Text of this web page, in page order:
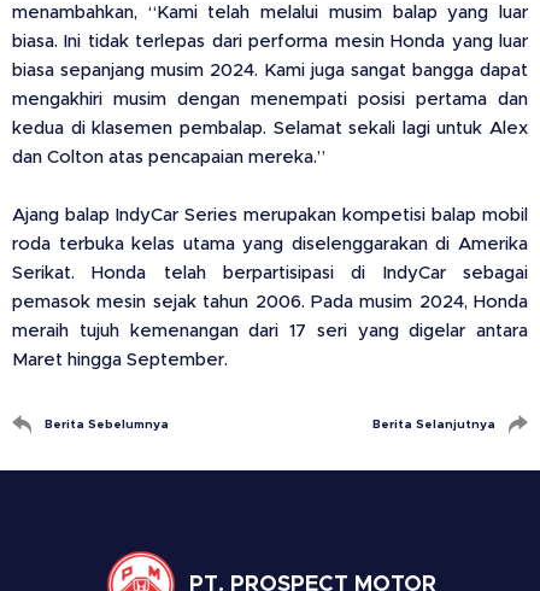
menambahkan, “Kami telah melalui musim balap yang luar
biasa. Ini tidak terlepas dari performa mesin Honda yang luar
biasa sepanjang musim 2024. Kami juga sangat bangga dapat
mengakhiri musim dengan menempati posisi pertama dan
kedua di klasemen pembalap. Selamat sekali lagi untuk Alex
dan Colton atas pencapaian mereka.”
Ajang balap IndyCar Series merupakan kompetisi balap mobil
roda terbuka kelas utama yang diselenggarakan di Amerika
Serikat. Honda telah berpartisipasi di IndyCar sebagai
pemasok mesin sejak tahun 2006. Pada musim 2024, Honda
meraih tujuh kemenangan dari 17 seri yang digelar antara
Maret hingga September.
Berita Sebelumnya Berita Selanjutnya
PT. PROSPECT MOTOR